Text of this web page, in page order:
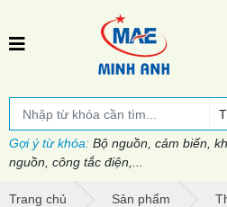
Gợi ý từ khóa: Bộ nguồn, cảm biến,
nguồn, công tắc điện,...
Trang chủ Sản phẩm